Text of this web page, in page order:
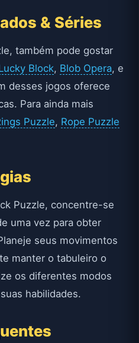
& Séries
também pode gostar
Block, Blob Opera, e
desses jogos oferece
Para ainda mais
Puzzle, Rope Puzzle
Puzzle, concentre-se
uma vez para obter
seus movimentos
manter o tabuleiro o
os diferentes modos
habilidades.